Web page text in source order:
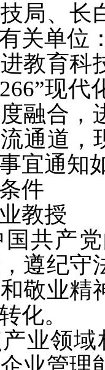
局、长
关单位
育科
现
融合，
通道，
宜通知
件
教授
产党
遵纪守
敬业精
化。
领域